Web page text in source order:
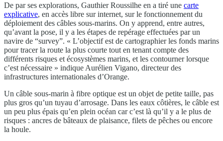
De par ses explorations, Gauthier Roussilhe en a tiré une carte
explicative, en accès libre sur internet, sur le fonctionnement du
déploiement des câbles sous-marins. On y apprend, entre autres,
qu’avant la pose, il y a les étapes de repérage effectuées par un
navire de “survey”. « L’objectif est de cartographier les fonds marins
pour tracer la route la plus courte tout en tenant compte des
différents risques et écosystèmes marins, et les contourner lorsque
c’est nécessaire » indique Aurélien Vigano, directeur des
infrastructures internationales d’Orange.
Un câble sous-marin à fibre optique est un objet de petite taille, pas
plus gros qu’un tuyau d’arrosage. Dans les eaux côtières, le câble est
un peu plus épais qu’en plein océan car c’est là qu’il y a le plus de
risques : ancres de bâteaux de plaisance, filets de pêches ou encore
la houle.